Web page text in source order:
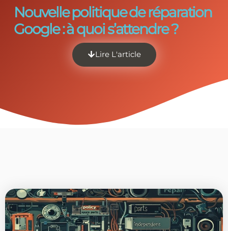
Nouvelle politique de réparation
Google : à quoi s’attendre ?
Lire L'article